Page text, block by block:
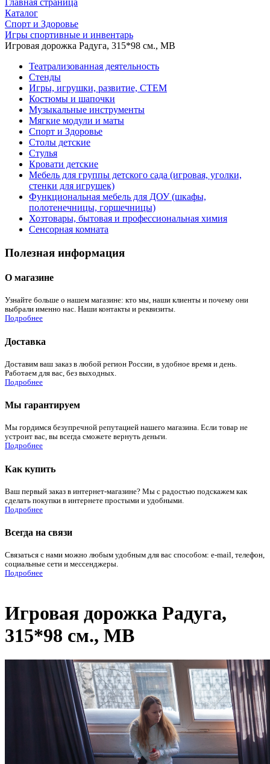
Главная страница
Каталог
Спорт и Здоровье
Игры спортивные и инвентарь
Игровая дорожка Радуга, 315*98 см., МВ
Театрализованная деятельность
Стенды
Игры, игрушки, развитие, СТЕМ
Костюмы и шапочки
Музыкальные инструменты
Мягкие модули и маты
Спорт и Здоровье
Столы детские
Стулья
Кровати детские
Мебель для группы детского сада (игровая, уголки,
стенки для игрушек)
Функциональная мебель для ДОУ (шкафы,
полотенечницы, горшечницы)
Хозтовары, бытовая и профессиональная химия
Сенсорная комната
Полезная информация
О магазине
Узнайте больше о нашем магазине: кто мы, наши клиенты и почему они
выбрали именно нас. Наши контакты и реквизиты.
Подробнее
Доставка
Доставим ваш заказ в любой регион России, в удобное время и день.
Работаем для вас, без выходных.
Подробнее
Мы гарантируем
Мы гордимся безупречной репутацией нашего магазина. Если товар не
устроит вас, вы всегда сможете вернуть деньги.
Подробнее
Как купить
Ваш первый заказ в интернет-магазине? Мы с радостью подскажем как
сделать покупки в интернете простыми и удобными.
Подробнее
Всегда на связи
Связаться с нами можно любым удобным для вас способом: e-mail, телефон,
социальные сети и мессенджеры.
Подробнее
Игровая дорожка Радуга,
315*98 см., МВ